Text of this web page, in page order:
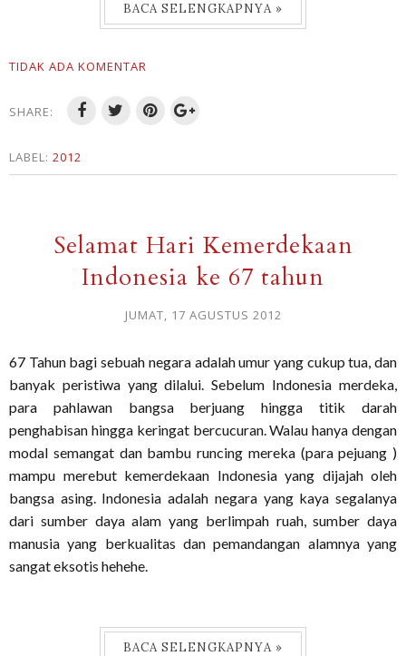
BACA SELENGKAPNYA »
TIDAK ADA KOMENTAR
SHARE:
LABEL: 2012
Selamat Hari Kemerdekaan
Indonesia ke 67 tahun
JUMAT, 17 AGUSTUS 2012
67 Tahun bagi sebuah negara adalah umur yang cukup tua, dan
banyak peristiwa yang dilalui. Sebelum Indonesia merdeka,
para pahlawan bangsa berjuang hingga titik darah
penghabisan hingga keringat bercucuran. Walau hanya dengan
modal semangat dan bambu runcing mereka (para pejuang )
mampu merebut kemerdekaan Indonesia yang dijajah oleh
bangsa asing. Indonesia adalah negara yang kaya segalanya
dari sumber daya alam yang berlimpah ruah, sumber daya
manusia yang berkualitas dan pemandangan alamnya yang
sangat eksotis hehehe.
BACA SELENGKAPNYA »